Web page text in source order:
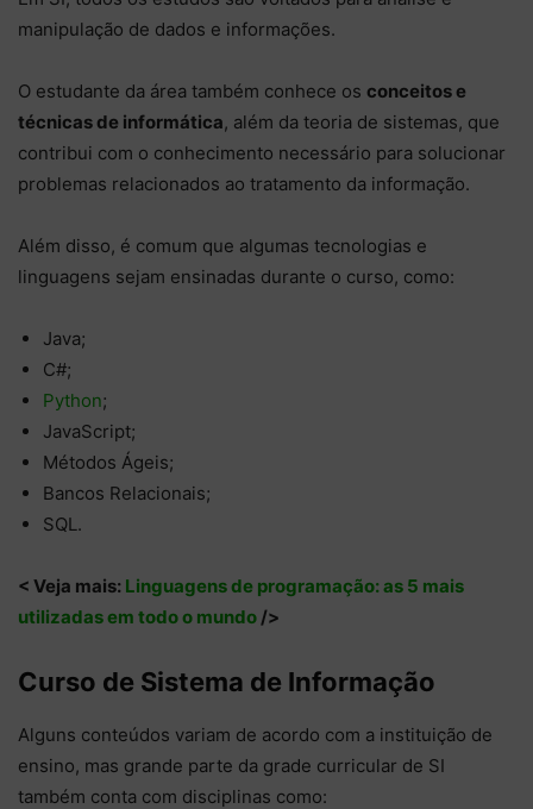
manipulação de dados e informações.
O estudante da área também conhece os conceitos e
técnicas de informática, além da teoria de sistemas, que
contribui com o conhecimento necessário para solucionar
problemas relacionados ao tratamento da informação.
Além disso, é comum que algumas tecnologias e
linguagens sejam ensinadas durante o curso, como:
Java;
C#;
Python;
JavaScript;
Métodos Ágeis;
Bancos Relacionais;
SQL.
< Veja mais: Linguagens de programação: as 5 mais
utilizadas em todo o mundo />
Curso de Sistema de Informação
Alguns conteúdos variam de acordo com a instituição de
ensino, mas grande parte da grade curricular de SI
também conta com disciplinas como: